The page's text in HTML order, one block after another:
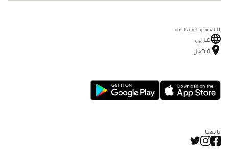
اللغة والمنطقة
عربي
مصر
تابعنا